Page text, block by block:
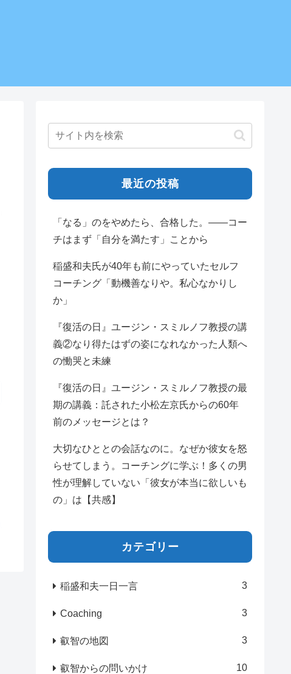
最近の投稿
「なる」のをやめたら、合格した。——コー
チはまず「自分を満たす」ことから
稲盛和夫氏が40年も前にやっていたセルフ
コーチング「動機善なりや。私心なかりし
か」
『復活の日』ユージン・スミルノフ教授の講
義②なり得たはずの姿になれなかった人類へ
の慟哭と未練
『復活の日』ユージン・スミルノフ教授の最
期の講義：託された小松左京氏からの60年
前のメッセージとは？
大切なひととの会話なのに。なぜか彼女を怒
らせてしまう。コーチングに学ぶ！多くの男
性が理解していない「彼女が本当に欲しいも
の」は【共感】
カテゴリー
稲盛和夫一日一言 3
Coaching 3
叡智の地図 3
叡智からの問いかけ 10